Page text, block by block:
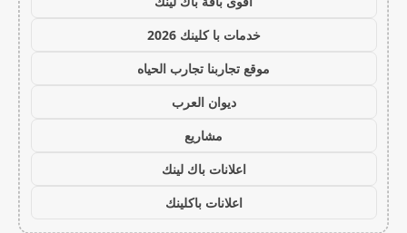
خدمات با كلينك 2026
موقع تجاربنا تجارب الحياه
ديوان العرب
مشاريع
اعلانات باك لينك
اعلانات باكلينك